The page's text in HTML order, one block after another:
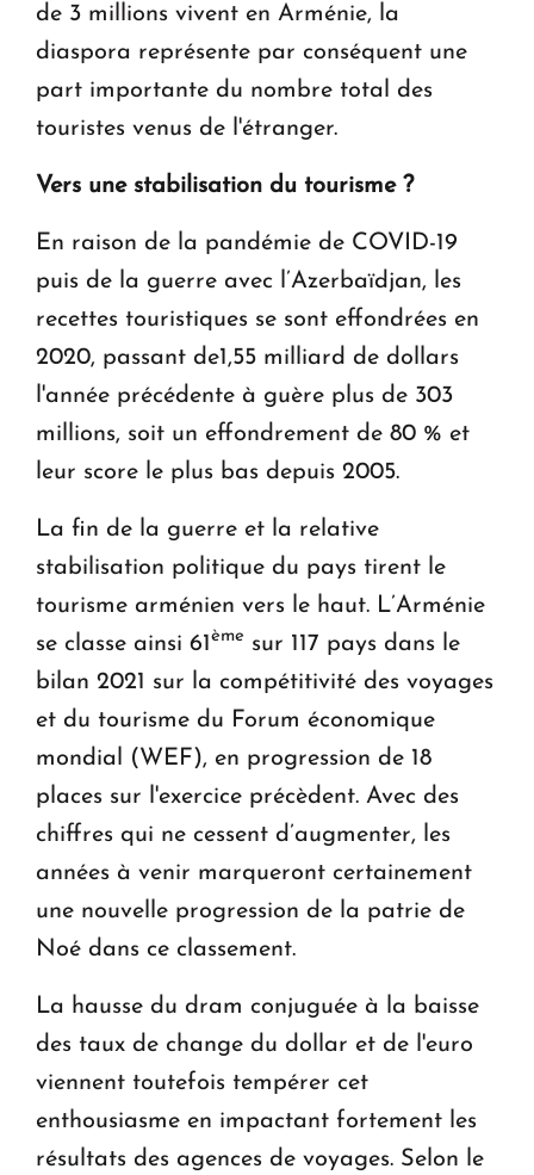
de 3 millions vivent en Arménie, la
diaspora représente par conséquent une
part importante du nombre total des
touristes venus de l'étranger.
Vers une stabilisation du tourisme ?
En raison de la pandémie de COVID-19
puis de la guerre avec l’Azerbaïdjan, les
recettes touristiques se sont effondrées en
2020, passant de1,55 milliard de dollars
l'année précédente à guère plus de 303
millions, soit un effondrement de 80 % et
leur score le plus bas depuis 2005.
La fin de la guerre et la relative
stabilisation politique du pays tirent le
tourisme arménien vers le haut. L’Arménie
se classe ainsi 61 ème sur 117 pays dans le
bilan 2021 sur la compétitivité des voyages
et du tourisme du Forum économique
mondial (WEF), en progression de 18
places sur l'exercice précèdent. Avec des
chiffres qui ne cessent d’augmenter, les
années à venir marqueront certainement
une nouvelle progression de la patrie de
Noé dans ce classement.
La hausse du dram conjuguée à la baisse
des taux de change du dollar et de l'euro
viennent toutefois tempérer cet
enthousiasme en impactant fortement les
résultats des agences de voyages. Selon le